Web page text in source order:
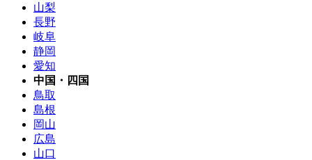
山梨
長野
岐阜
静岡
愛知
中国・四国
鳥取
島根
岡山
広島
山口